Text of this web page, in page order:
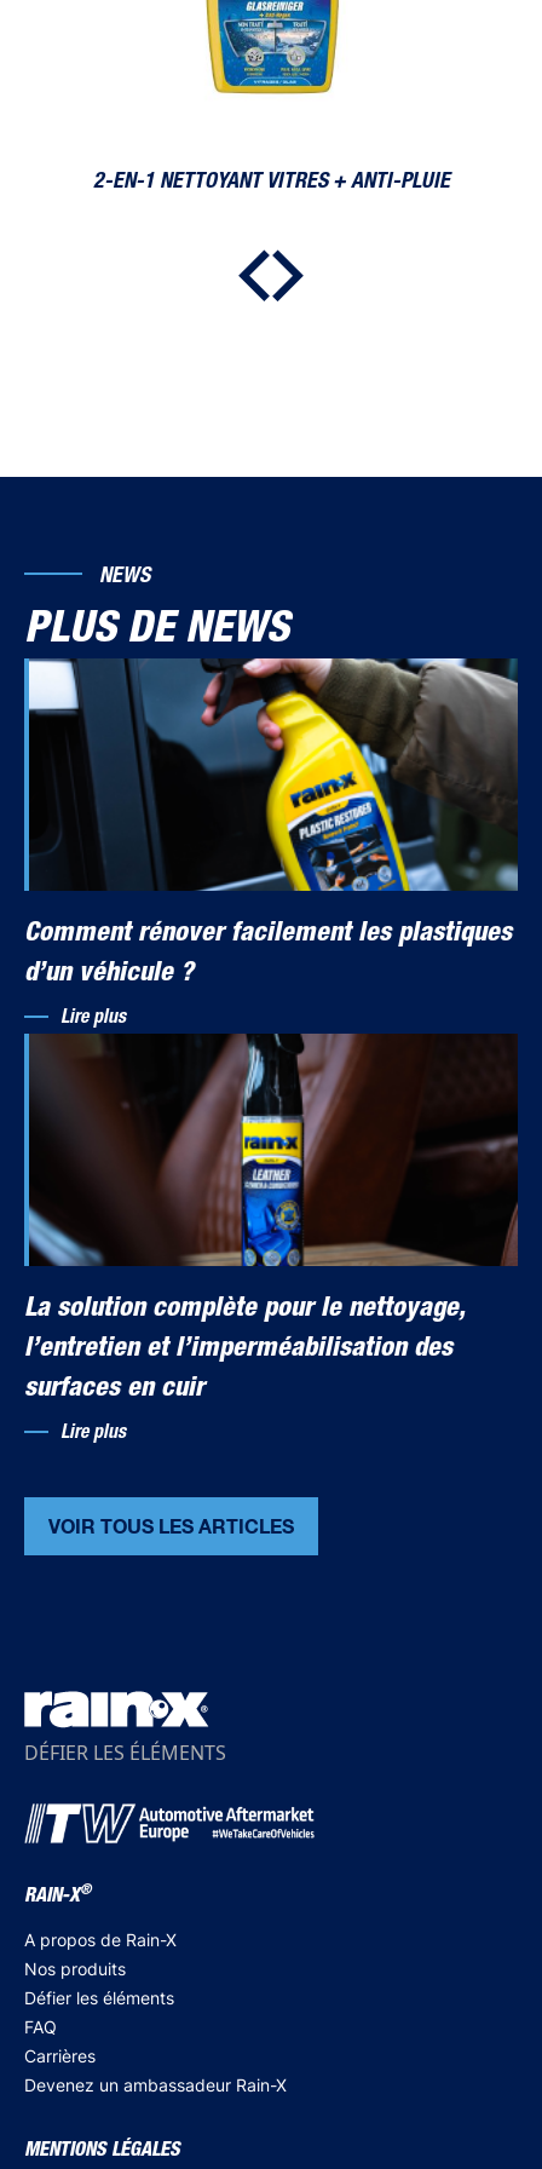
2-EN-1 NETTOYANT VITRES + ANTI-PLUIE
NEWS
PLUS DE NEWS
Comment rénover facilement les plastiques
d’un véhicule ?
Lire plus
La solution complète pour le nettoyage,
l’entretien et l’imperméabilisation des
surfaces en cuir
Lire plus
VOIR TOUS LES ARTICLES
DÉFIER LES ÉLÉMENTS
RAIN-X®
A propos de Rain-X
Nos produits
Défier les éléments
FAQ
Carrières
Devenez un ambassadeur Rain-X
MENTIONS LÉGALES